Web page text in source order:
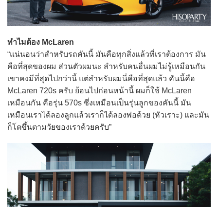
ทำไมต้อง McLaren
“แน่นอนว่าสำหรับรถคันนี้ มันคือทุกสิ่งแล้วที่เราต้องการ มัน
คือที่สุดของผม ส่วนตัวผมนะ สำหรับคนอื่นผมไม่รู้เหมือนกัน
เขาคงมีที่สุดไปกว่านี้ แต่สำหรับผมนี่คือที่สุดแล้ว คันนี้คือ
McLaren 720s ครับ ย้อนไปก่อนหน้านี้ ผมก็ใช้ McLaren
เหมือนกัน คือรุ่น 570s ซึ่งเหมือนเป็นรุ่นลูกของคันนี้ มัน
เหมือนเราได้ลองลูกแล้วเราก็ได้ลองพ่อด้วย (หัวเราะ) และมัน
ก็โตขึ้นตามวัยของเราด้วยครับ”